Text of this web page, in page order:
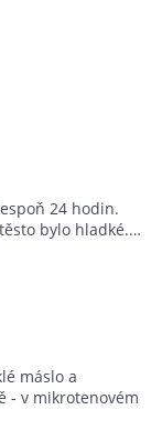
24 hodin.
bylo hladké.…
máslo a
- v mikrotenovém